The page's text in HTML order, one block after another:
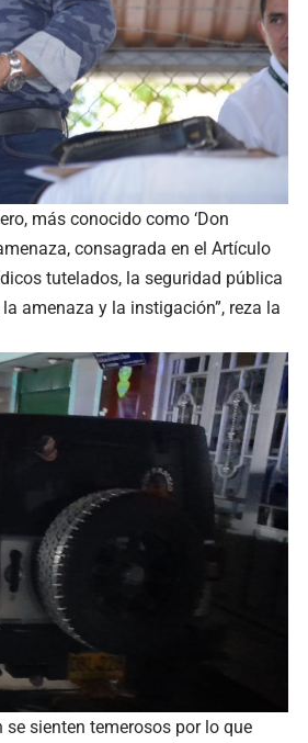
más conocido como ‘Don
consagrada en el Artículo
tutelados, la seguridad pública
amenaza y la instigación”, reza la
sienten temerosos por lo que